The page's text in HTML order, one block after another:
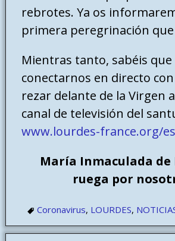
rebrotes. Ya os
primera peregrinación
Mientras tanto, sabéis
conectarnos en directo
rezar delante de la Virgen
canal de televisión del
www.lourdes-france.org/
María Inmaculada de
ruega por
Coronavirus, LOURDES,